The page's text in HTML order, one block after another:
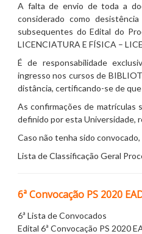
A falta de envio de toda a
considerado como
subsequentes do Edital do
LICENCIATURA E FÍSICA –
É de responsabilidade
ingresso nos cursos de
distância, certificando-se de
As confirmações de matrículas
definido por esta Universidade,
Caso não tenha sido
Lista de Classificação Geral
6ª Convocação PS 2020
6ª Lista de Convocados
Edital 6ª Convocação PS 2020